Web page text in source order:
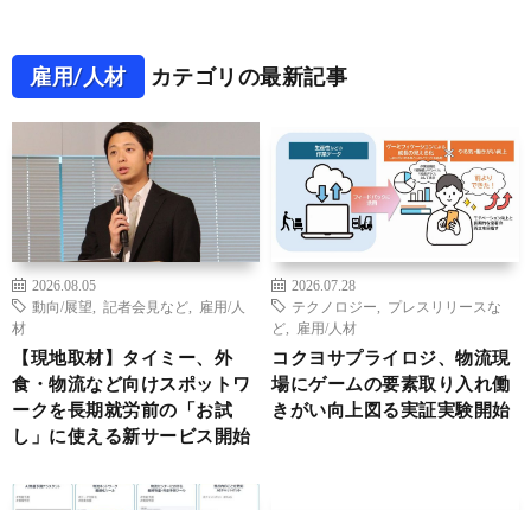
雇用/人材 カテゴリの最新記事
2026.08.05
動向/展望
記者会見など
雇用/人
材
【現地取材】タイミー、外
食・物流など向けスポットワ
ークを長期就労前の「お試
し」に使える新サービス開始
2026.07.28
テクノロジー
プレスリリースな
ど
雇用/人材
コクヨサプライロジ、物流現
場にゲームの要素取り入れ働
きがい向上図る実証実験開始